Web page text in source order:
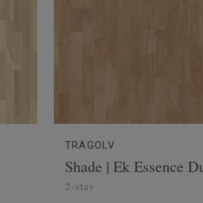
TRÄGOLV
Shade | Ek Essence
2-stav